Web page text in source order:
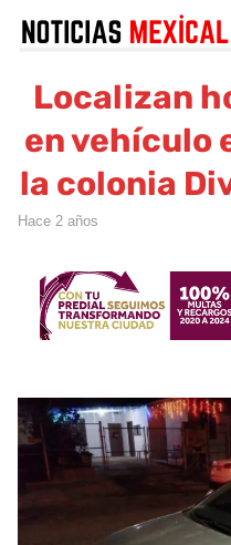
Localizan
en vehículo
la colonia
hace 2 años